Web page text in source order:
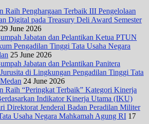
Raih Penghargaan Terbaik III Pengelolaan
Digital pada Treasury Deli Award Semester
29 June 2026
Jabatan dan Pelantikan Ketua PTUN
Pengadilan Tinggi Tata Usaha Negara
25 June 2026
Jabatan dan Pelantikan Panitera
di Lingkungan Pengadilan Tinggi Tata
24 June 2026
Raih “Peringkat Terbaik” Kategori Kinerja
Indikator Kinerja Utama (IKU)
Direktorat Jenderal Badan Peradilan Militer
Usaha Negara Mahkamah Agung RI 17